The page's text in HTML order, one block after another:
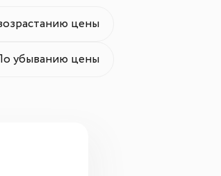
цены
убыванию цены